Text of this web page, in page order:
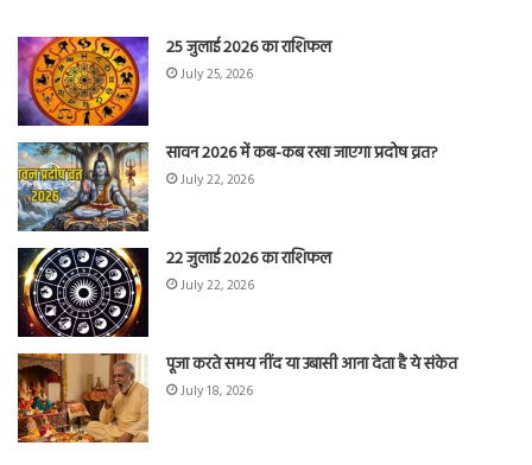
25 जुलाई 2026 का राशिफल
July 25, 2026
सावन 2026 में कब-कब रखा जाएगा प्रदोष व्रत?
July 22, 2026
22 जुलाई 2026 का राशिफल
July 22, 2026
पूजा करते समय नींद या उबासी आना देता है ये संकेत
July 18, 2026